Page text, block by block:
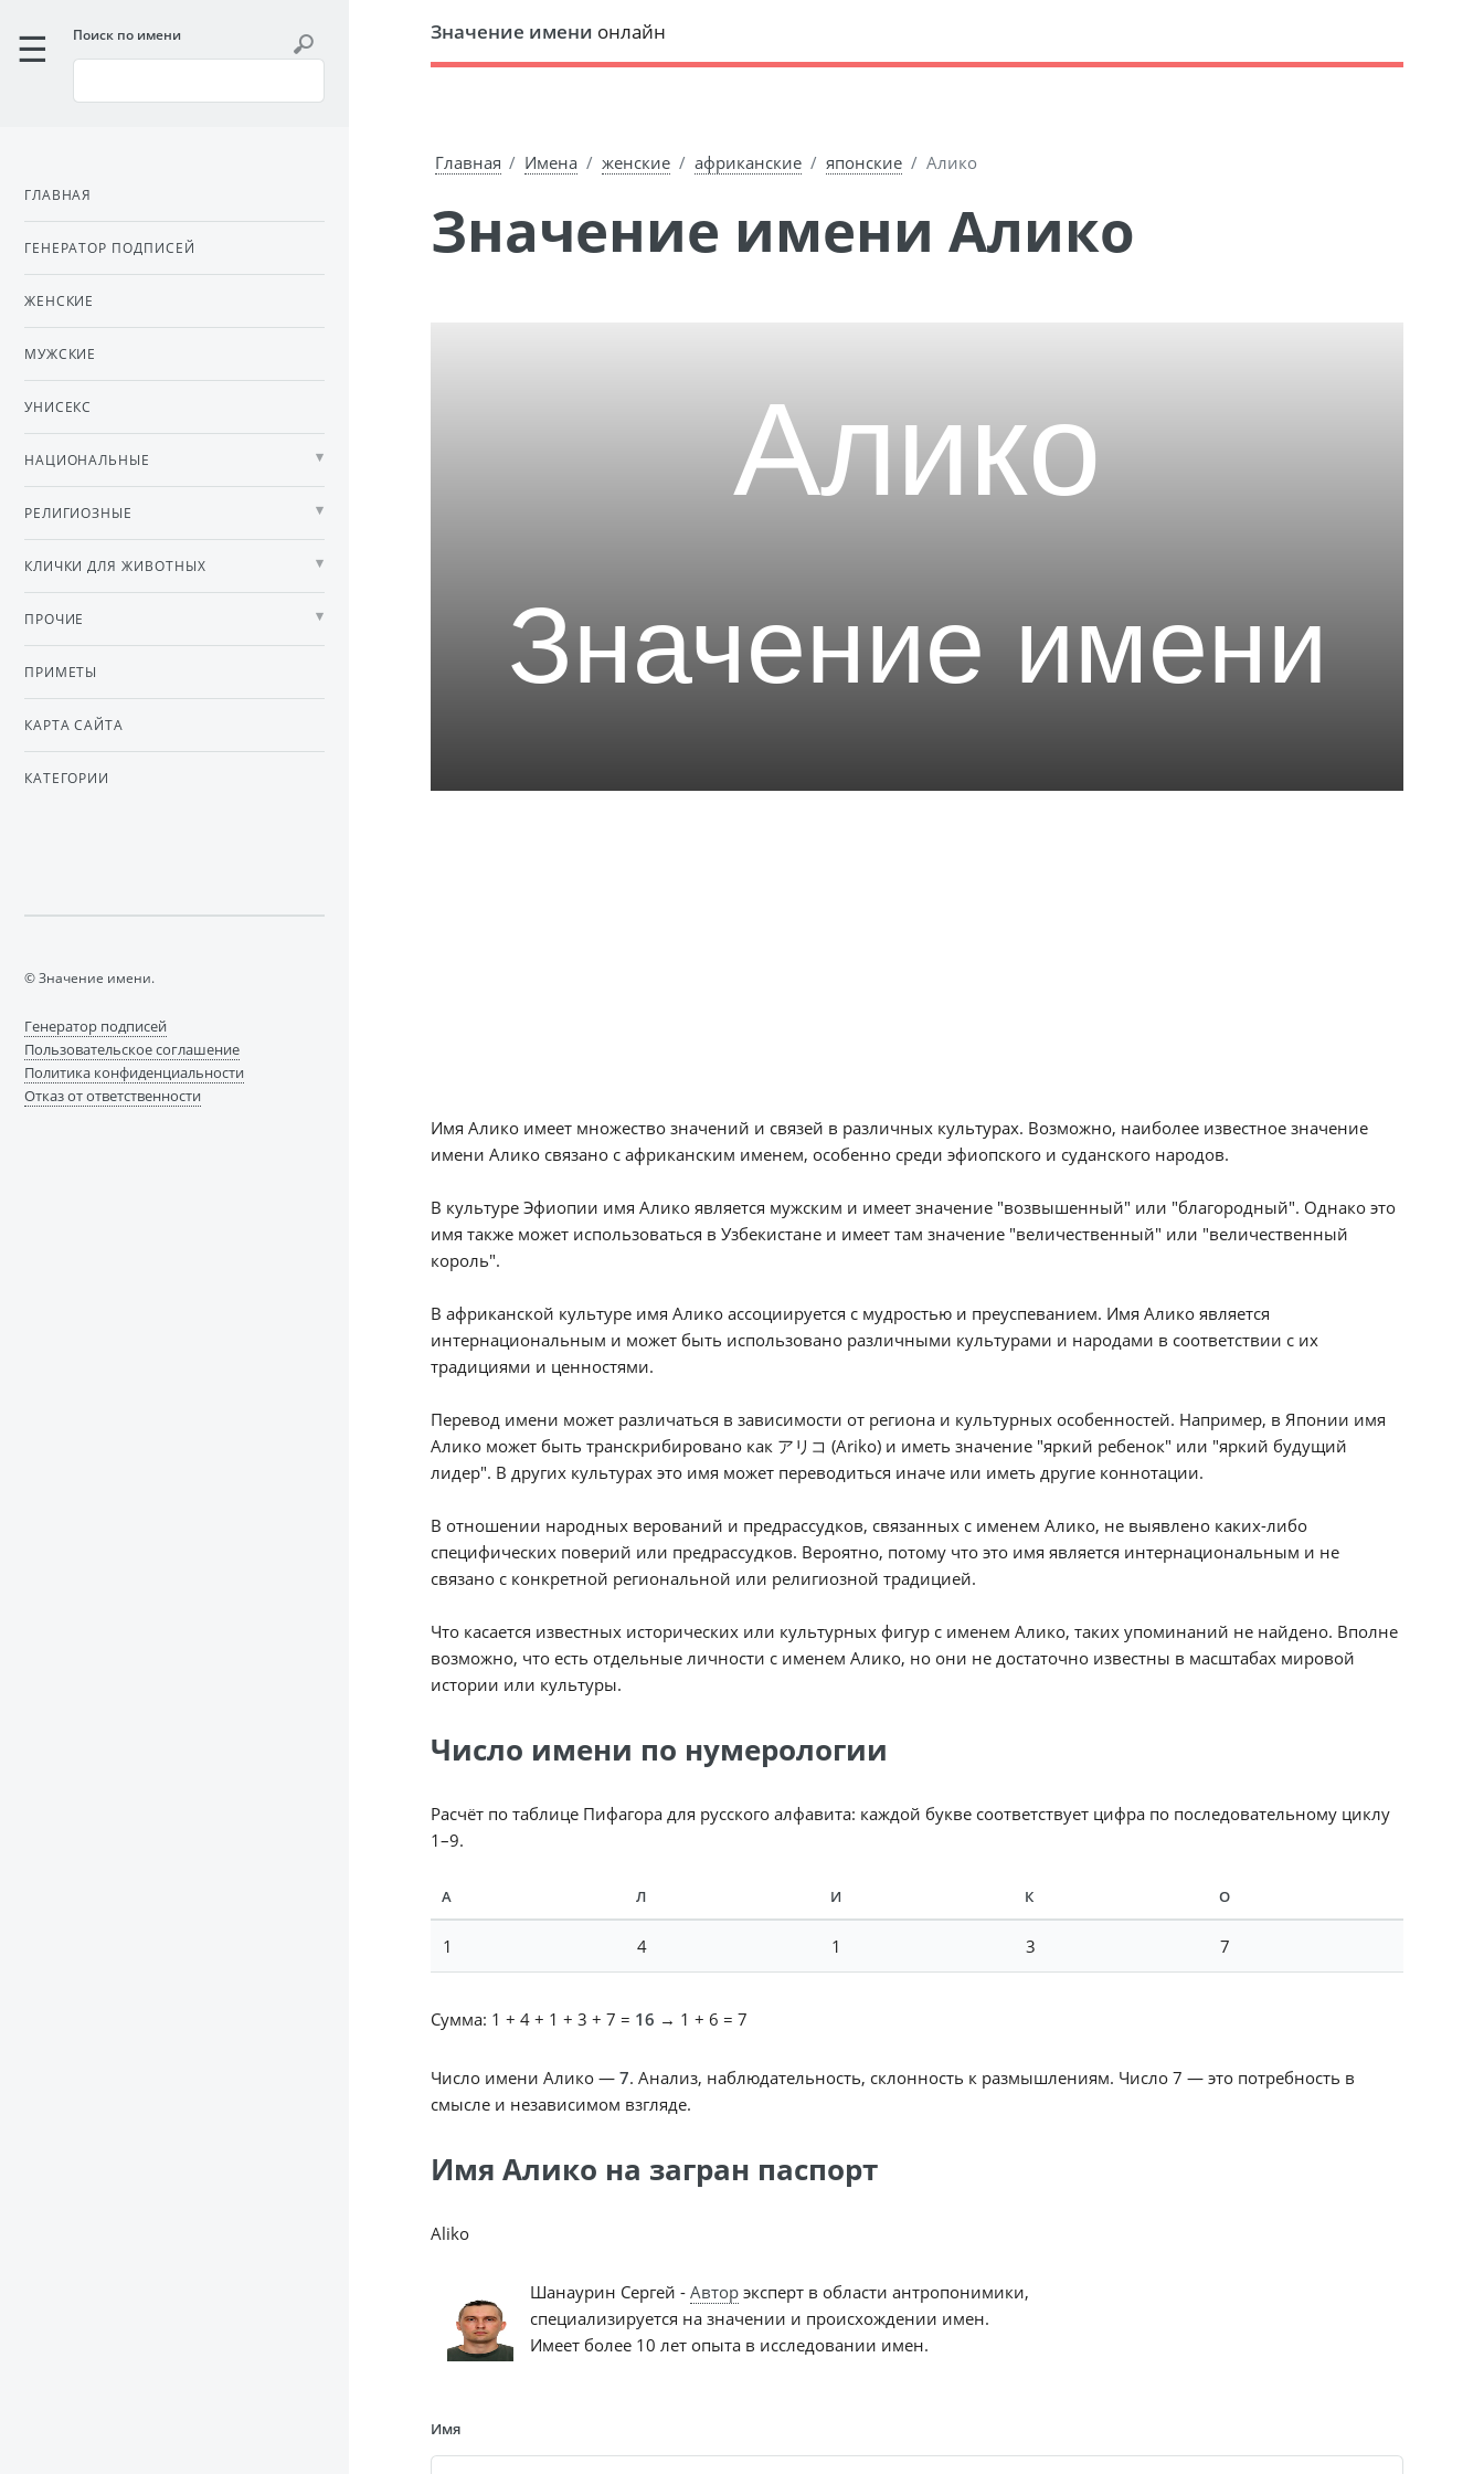
Значение имени онлайн
Главная Имена женские африканские японские Алико
Значение имени Алико
Имя Алико имеет множество значений и связей в различных культурах. Возможно, наиболее известное значение
имени Алико связано с африканским именем, особенно среди эфиопского и суданского народов.
В культуре Эфиопии имя Алико является мужским и имеет значение "возвышенный" или "благородный". Однако это
имя также может использоваться в Узбекистане и имеет там значение "величественный" или "величественный
король".
В африканской культуре имя Алико ассоциируется с мудростью и преуспеванием. Имя Алико является
интернациональным и может быть использовано различными культурами и народами в соответствии с их
традициями и ценностями.
Перевод имени может различаться в зависимости от региона и культурных особенностей. Например, в Японии имя
Алико может быть транскрибировано как アリコ (Ariko) и иметь значение "яркий ребенок" или "яркий будущий
лидер". В других культурах это имя может переводиться иначе или иметь другие коннотации.
В отношении народных верований и предрассудков, связанных с именем Алико, не выявлено каких-либо
специфических поверий или предрассудков. Вероятно, потому что это имя является интернациональным и не
связано с конкретной региональной или религиозной традицией.
Что касается известных исторических или культурных фигур с именем Алико, таких упоминаний не найдено. Вполне
возможно, что есть отдельные личности с именем Алико, но они не достаточно известны в масштабах мировой
истории или культуры.
Число имени по нумерологии
Расчёт по таблице Пифагора для русского алфавита: каждой букве соответствует цифра по последовательному циклу
1–9.
А Л И К О
1 4 1 3 7
Сумма: 1 + 4 + 1 + 3 + 7 = 16 → 1 + 6 = 7
Число имени Алико — 7. Анализ, наблюдательность, склонность к размышлениям. Число 7 — это потребность в
смысле и независимом взгляде.
Имя Алико на загран паспорт
Aliko
Шанаурин Сергей - Авторэксперт в области антропонимики,
специализируется на значении и происхождении имен.
Имеет более 10 лет опыта в исследовании имен.
Имя
Поиск по имени
ГЛАВНАЯ
ГЕНЕРАТОР ПОДПИСЕЙ
ЖЕНСКИЕ
МУЖСКИЕ
УНИСЕКС
НАЦИОНАЛЬНЫЕ
РЕЛИГИОЗНЫЕ
КЛИЧКИ ДЛЯ ЖИВОТНЫХ
ПРОЧИЕ
ПРИМЕТЫ
КАРТА САЙТА
КАТЕГОРИИ
© Значение имени.
Генератор подписей
Пользовательское соглашение
Политика конфиденциальности
Отказ от ответственности